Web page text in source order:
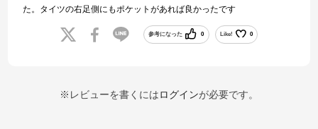
た。タイツの右足側にもポケットがあれば良かったです
参考になった 0 Like! 0
※レビューを書くにはログインが必要です。